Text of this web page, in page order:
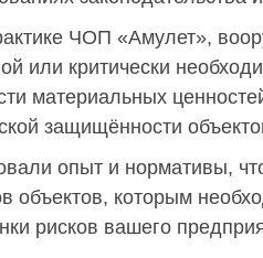
ЧОП «Амулет»,
или критически
материальных
защищённости
опыт и нормативы,
объектов, которым
рисков вашего